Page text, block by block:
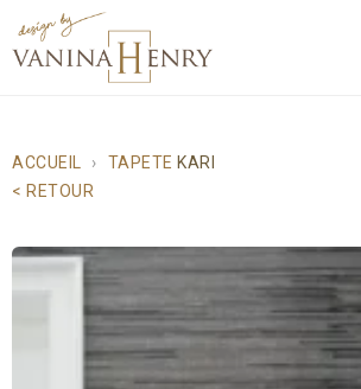
ACCUEIL TAPETE KARI
< RETOUR